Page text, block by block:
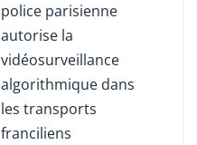
police parisienne
autorise la
vidéosurveillance
algorithmique dans
les transports
franciliens